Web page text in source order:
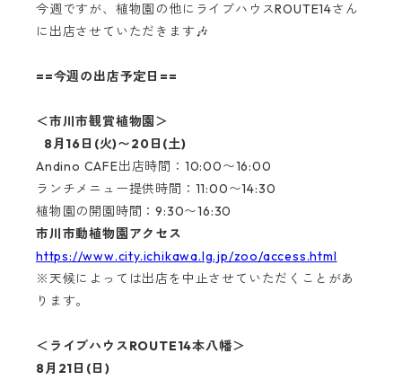
今週ですが、植物園の他にライブハウスROUTE14さん
に出店させていただきます🎶
==今週の出店予定日==
＜市川市観賞植物園＞
8月16日(火)〜20日(土)
Andino CAFE出店時間：10:00〜16:00
ランチメニュー提供時間：11:00〜14:30
植物園の開園時間：9:30〜16:30
市川市動植物園アクセス
https://www.city.ichikawa.lg.jp/zoo/access.html
※天候によっては出店を中止させていただくことがあ
ります。
＜ライブハウスROUTE14本八幡＞
8月21日(日)